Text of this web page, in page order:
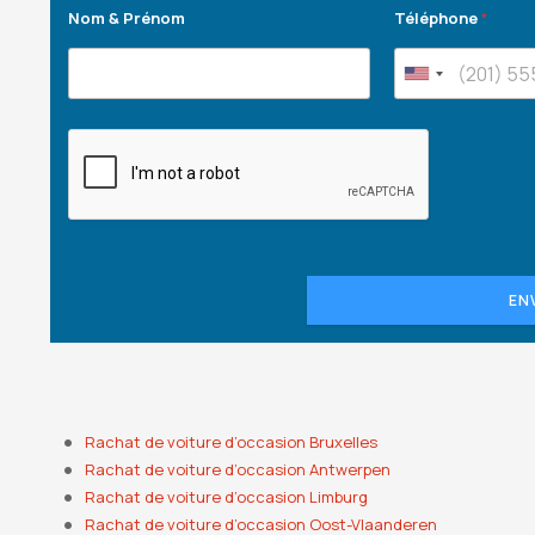
Nom & Prénom Téléphone*
Rachat de voiture d’occasion Bruxelles
Rachat de voiture d’occasion Antwerpen
Rachat de voiture d’occasion Limburg
Rachat de voiture d’occasion Oost-Vlaanderen